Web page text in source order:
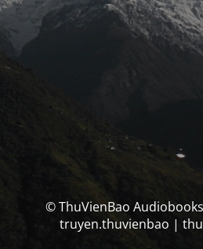
© ThuVienBao
truyen.thuvienbao |